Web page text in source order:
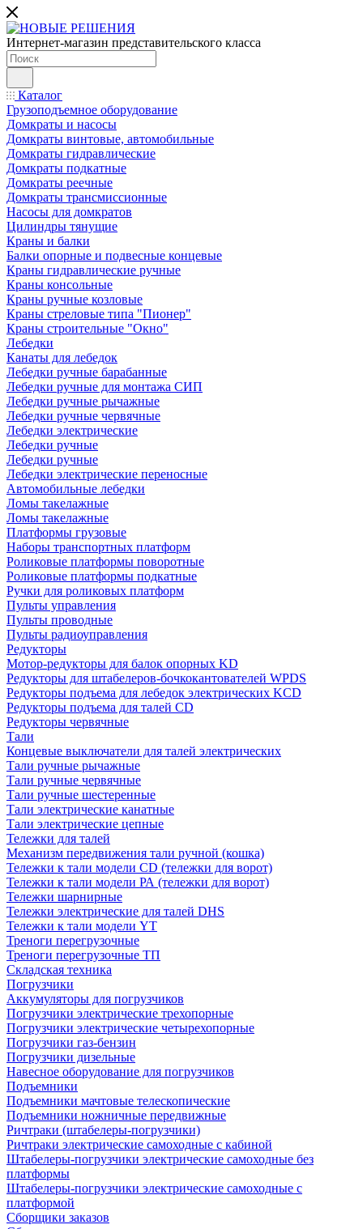
Интернет-магазин представительского класса
Каталог
Грузоподъемное оборудование
Домкраты и насосы
Домкраты винтовые, автомобильные
Домкраты гидравлические
Домкраты подкатные
Домкраты реечные
Домкраты трансмиссионные
Насосы для домкратов
Цилиндры тянущие
Краны и балки
Балки опорные и подвесные концевые
Краны гидравлические ручные
Краны консольные
Краны ручные козловые
Краны стреловые типа "Пионер"
Краны строительные "Окно"
Лебедки
Канаты для лебедок
Лебедки ручные барабанные
Лебедки ручные для монтажа СИП
Лебедки ручные рычажные
Лебедки ручные червячные
Лебедки электрические
Лебедки ручные
Лебедки ручные
Лебедки электрические переносные
Автомобильные лебедки
Ломы такелажные
Ломы такелажные
Платформы грузовые
Наборы транспортных платформ
Роликовые платформы поворотные
Роликовые платформы подкатные
Ручки для роликовых платформ
Пульты управления
Пульты проводные
Пульты радиоуправления
Редукторы
Мотор-редукторы для балок опорных KD
Редукторы для штабелеров-бочкокантователей WPDS
Редукторы подъема для лебедок электрических KCD
Редукторы подъема для талей CD
Редукторы червячные
Тали
Концевые выключатели для талей электрических
Тали ручные рычажные
Тали ручные червячные
Тали ручные шестеренные
Тали электрические канатные
Тали электрические цепные
Тележки для талей
Механизм передвижения тали ручной (кошка)
Тележки к тали модели CD (тележки для ворот)
Тележки к тали модели РА (тележки для ворот)
Тележки шарнирные
Тележки электрические для талей DHS
Тележки к тали модели YT
Треноги перегрузочные
Треноги перегрузочные ТП
Складская техника
Погрузчики
Аккумуляторы для погрузчиков
Погрузчики электрические трехопорные
Погрузчики электрические четырехопорные
Погрузчики газ-бензин
Погрузчики дизельные
Навесное оборудование для погрузчиков
Подъемники
Подъемники мачтовые телескопические
Подъемники ножничные передвижные
Ричтраки (штабелеры-погрузчики)
Ричтраки электрические самоходные с кабиной
Штабелеры-погрузчики электрические самоходные без
платформы
Штабелеры-погрузчики электрические самоходные с
платформой
Сборщики заказов